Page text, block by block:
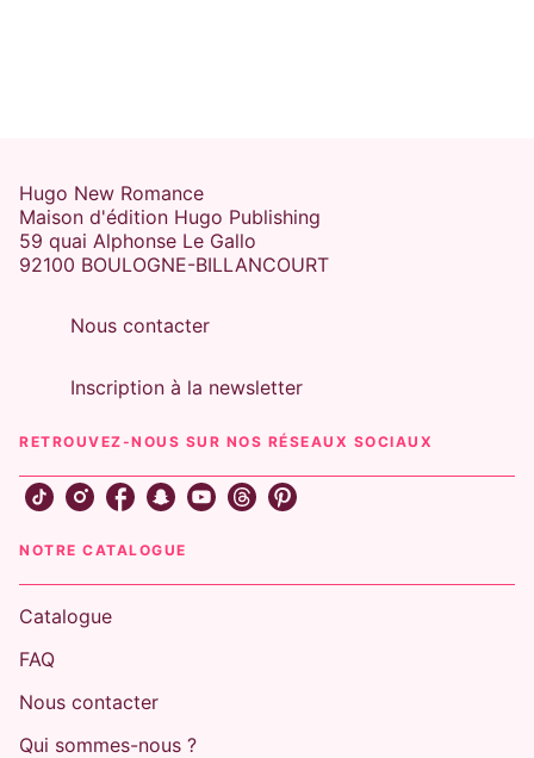
Hugo New Romance
Maison d'édition Hugo Publishing
59 quai Alphonse Le Gallo
92100 BOULOGNE-BILLANCOURT
Nous contacter
Inscription à la newsletter
RETROUVEZ-NOUS SUR NOS RÉSEAUX SOCIAUX
NOTRE CATALOGUE
Catalogue
FAQ
Nous contacter
Qui sommes-nous ?